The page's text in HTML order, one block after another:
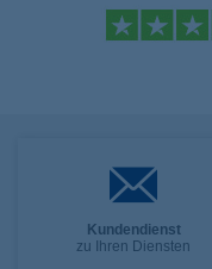
Kundendienst
zu Ihren Diensten